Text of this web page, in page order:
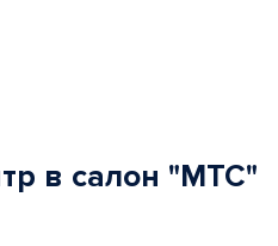
в салон "МТС"